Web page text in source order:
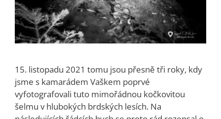
15. listopadu 2021 tomu jsou přesně tři roky, kdy
jsme s kamarádem Vaškem poprvé
vyfotografovali tuto mimořádnou kočkovitou
šelmu v hlubokých brdských lesích. Na